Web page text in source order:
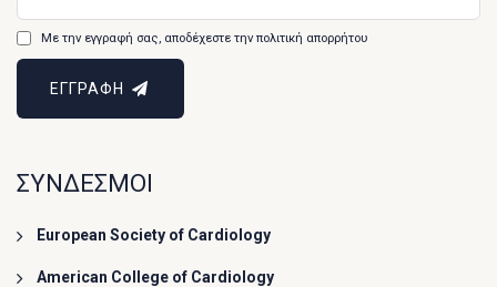
Με την εγγραφή σας, αποδέχεστε την πολιτική απορρήτου
ΕΓΓΡΑΦΗ
ΣΥΝΔΕΣΜΟΙ
European Society of Cardiology
American College of Cardiology